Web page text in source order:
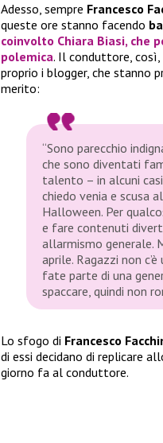
Adesso, sempre Francesco
queste ore stanno facendo
coinvolto Chiara Biasi, che
polemica. Il conduttore, così,
proprio i blogger, che stanno
merito:
“Sono parecchio
che sono diventati
talento – in alcuni
chiedo venia e scusa
Halloween. Per
e fare contenuti
allarmismo generale.
aprile. Ragazzi non
fate parte di una
spaccare, quindi non
Lo sfogo di Francesco
di essi decidano di replicare
giorno fa al conduttore.